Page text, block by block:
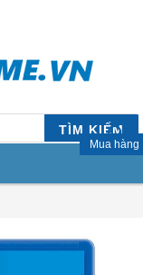
TÌM KIẾM
Mua hàng